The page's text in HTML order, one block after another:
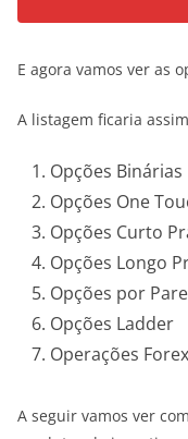
E agora vamos ver as
A listagem ficaria
Opções Binárias
Opções One
Opções Curto
Opções Longo
Opções por
Opções Ladder
Operações Forex
A seguir vamos ver